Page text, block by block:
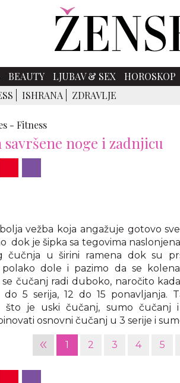
BEAUTY LJUBAV & SEX HOROSKOP
ISHRANA ZDRAVLJE
- Fitness
noge i zadnjicu
vežba koja angažuje gotovo
dok je šipka sa tegovima
čučnja u širini ramena dok su
polako dole i pazimo da se
čučanj radi duboko, naročito
5 serija, 12 do 15 ponavljanja.
što je uski čučanj, sumo čučanj
osnovni čučanj u 3 serije i
« 1 2 3 4 5